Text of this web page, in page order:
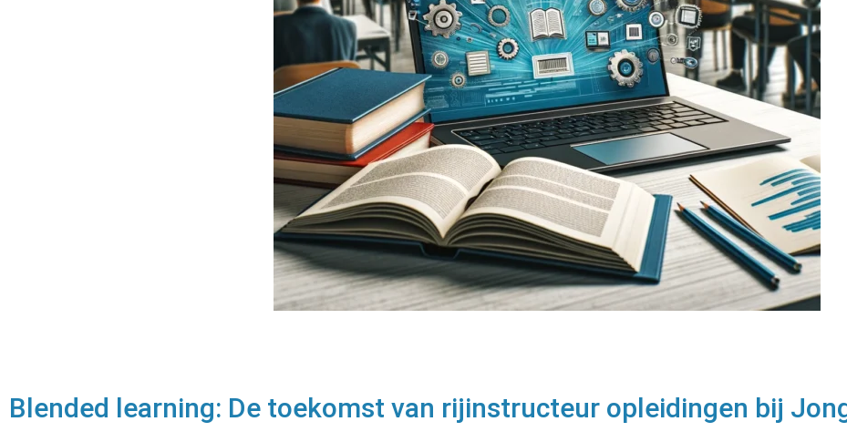
Blended learning: De toekomst van rijinstructeur opleidingen bij